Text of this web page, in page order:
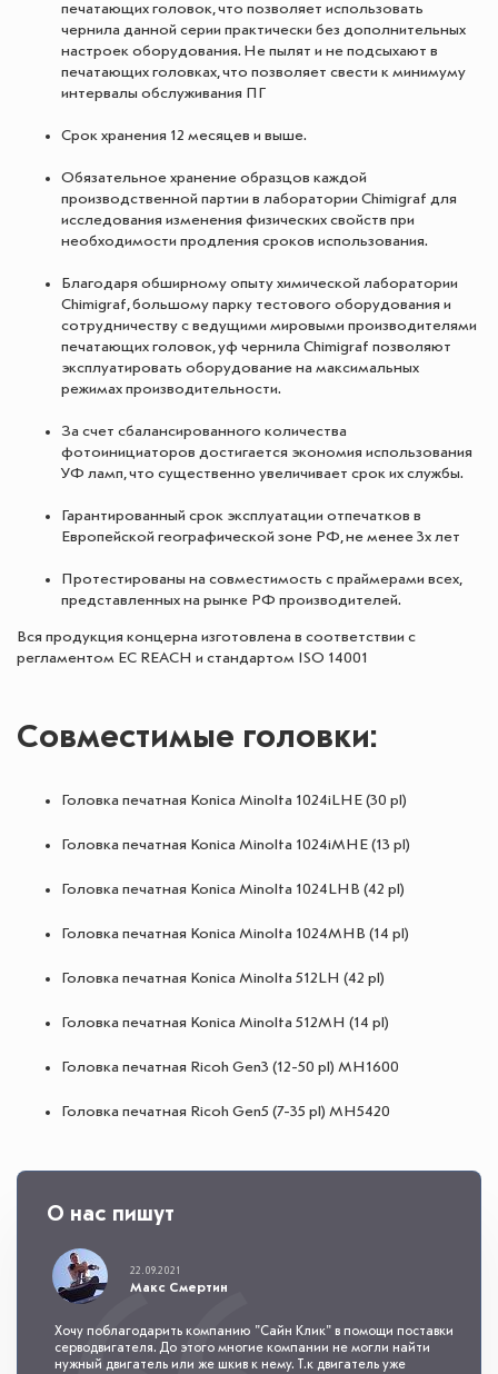
печатающих головок, что позволяет использовать
чернила данной серии практически без дополнительных
настроек оборудования. Не пылят и не подсыхают в
печатающих головках, что позволяет свести к минимуму
интервалы обслуживания ПГ
Срок хранения 12 месяцев и выше.
Обязательное хранение образцов каждой
производственной партии в лаборатории Chimigraf для
исследования изменения физических свойств при
необходимости продления сроков использования.
Благодаря обширному опыту химической лаборатории
Chimigraf, большому парку тестового оборудования и
сотрудничеству с ведущими мировыми производителями
печатающих головок, уф чернила Chimigraf позволяют
эксплуатировать оборудование на максимальных
режимах производительности.
За счет сбалансированного количества
фотоинициаторов достигается экономия использования
УФ ламп, что существенно увеличивает срок их службы.
Гарантированный срок эксплуатации отпечатков в
Европейской географической зоне РФ, не менее 3х лет
Протестированы на совместимость с праймерами всех,
представленных на рынке РФ производителей.
Вся продукция концерна изготовлена в соответствии с
регламентом ЕС REACH и стандартом ISO 14001
Совместимые головки:
Головка печатная Konica Minolta 1024iLHE (30 pl)
Головка печатная Konica Minolta 1024iMHE (13 pl)
Головка печатная Konica Minolta 1024LHB (42 pl)
Головка печатная Konica Minolta 1024MHB (14 pl)
Головка печатная Konica Minolta 512LН (42 pl)
Головка печатная Konica Minolta 512MH (14 pl)
Головка печатная Ricoh Gen3 (12-50 pl) MH1600
Головка печатная Ricoh Gen5 (7-35 pl) MH5420
О нас пишут
22.09.2021
Макс Смертин
Хочу поблагодарить компанию "Сайн Клик" в помощи поставки
серводвигателя. До этого многие компании не могли найти
нужный двигатель или же шкив к нему. Т.к двигатель уже